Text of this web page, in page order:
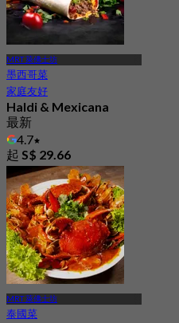
MRT 萊佛士坊
墨西哥菜
家庭友好
Haldi & Mexicana
最新
4.7
起 S$ 29.66
MRT 萊佛士坊
泰國菜